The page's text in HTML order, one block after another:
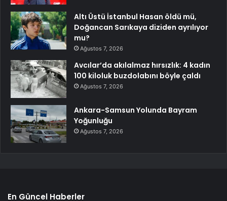
Altı Üstü İstanbul Hasan öldü mü,
Doğancan Sarıkaya diziden ayrılıyor
mu?
Ağustos 7, 2026
Avcılar’da akılalmaz hırsızlık: 4 kadın
100 kiloluk buzdolabını böyle çaldı
Ağustos 7, 2026
Ankara-Samsun Yolunda Bayram
Yoğunluğu
Ağustos 7, 2026
En Güncel Haberler